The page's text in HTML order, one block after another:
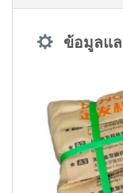
ข้อมูลแล